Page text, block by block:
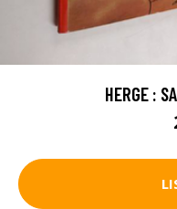
HERGE :